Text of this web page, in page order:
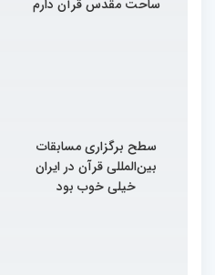
ساحت مقدس قرآن دارم
سطح برگزاری مسابقات
بین‌المللی قرآن در ایران
خیلی خوب بود